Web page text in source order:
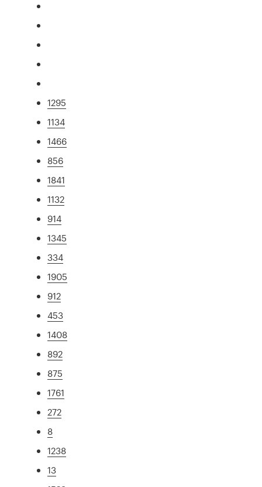
1295
1134
1466
856
1841
1132
914
1345
334
1905
912
453
1408
892
875
1761
272
8
1238
13